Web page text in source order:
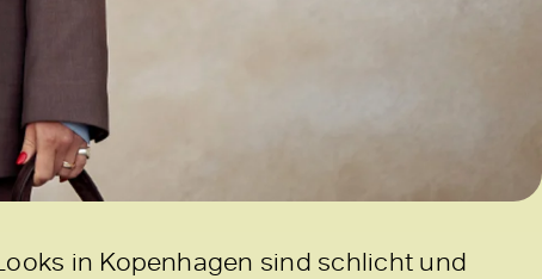
in Kopenhagen sind schlicht und